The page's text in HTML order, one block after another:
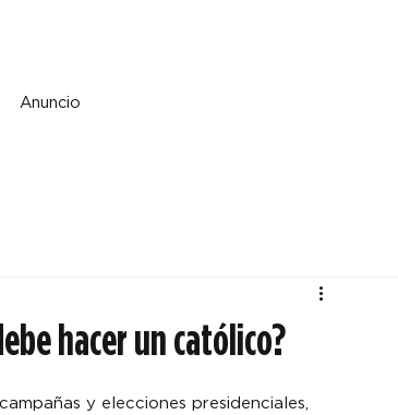
Anuncio
hacer un católico?
y elecciones presidenciales,